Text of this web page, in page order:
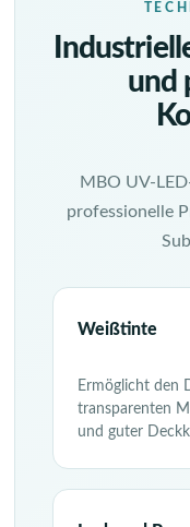
und
MBO UV-
professionelle
Weißtinte
Ermöglicht den
transparenten
und guter